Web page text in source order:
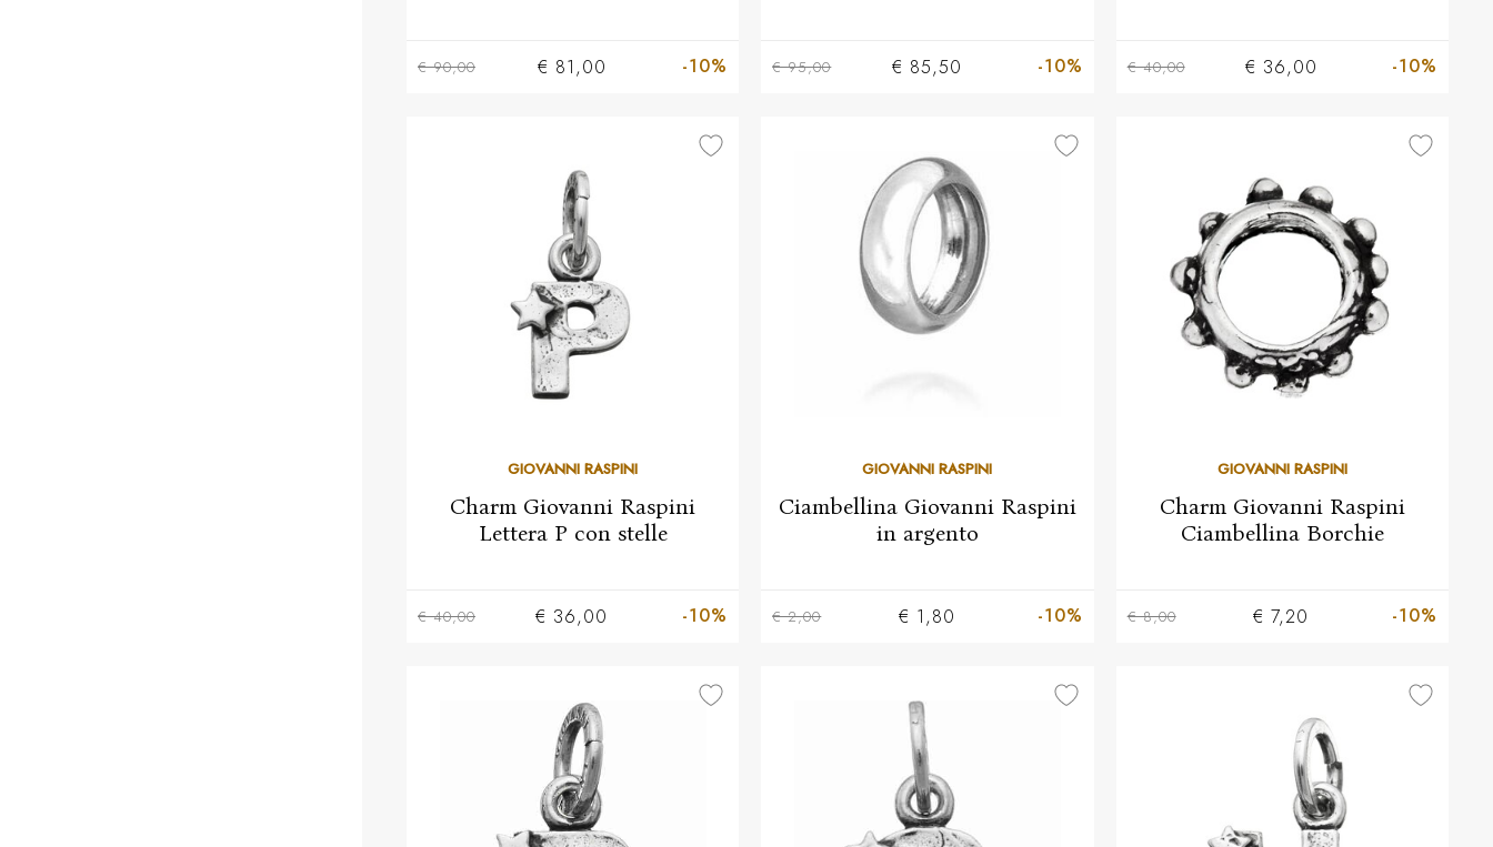
€ 90,00 € 81,00 -10% € 95,00 € 85,50 -10% € 40,00 € 36,00 -10%
GIOVANNI RASPINI
Charm Giovanni Raspini
Lettera P con stelle
€ 40,00 € 36,00 -10%
GIOVANNI RASPINI
Ciambellina Giovanni Raspini
in argento
€ 2,00 € 1,80 -10%
GIOVANNI RASPINI
Charm Giovanni Raspini
Ciambellina Borchie
€ 8,00 € 7,20 -10%